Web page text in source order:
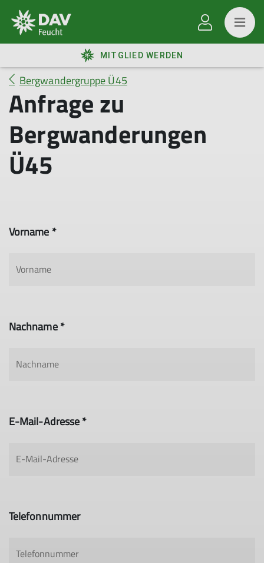
MITGLIED WERDEN
Bergwandergruppe Ü45
Anfrage zu
Bergwanderungen
Ü45
Vorname *
Nachname *
E-Mail-Adresse *
Telefonnummer